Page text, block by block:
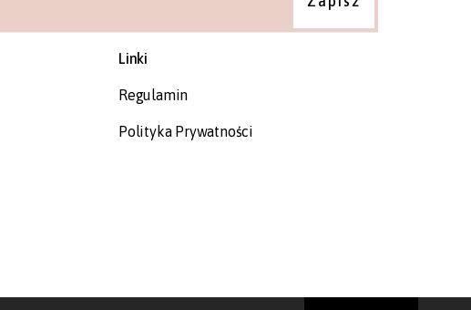
Linki
Regulamin
Polityka Prywatności